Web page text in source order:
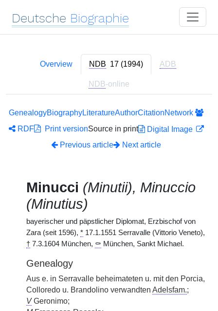
Deutsche Biographie
Overview NDB 17 (1994) ADB
NDB-online
GenealogyBiographyLiteratureAuthorCitationNetwork
RDF
Print versionSource in print
Digital Image
Previous article
Next article
Minucci (Minutii), Minuccio
(Minutius)
bayerischer und päpstlicher Diplomat, Erzbischof von
Zara (seit 1596), * 17.1.1551 Serravalle (Vittorio Veneto),
† 7.3.1604 München, ⚰ München, Sankt Michael.
Genealogy
Aus e. in Serravalle beheimateten u. mit den Porcia,
Colloredo u. Brandolino verwandten Adelsfam.;
VGeronimo;